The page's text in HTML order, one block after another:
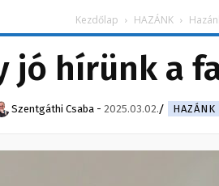
Kezdőlap HAZÁNK
jó hírünk a
Szentgáthi Csaba - 2025.03.02. HAZÁNK